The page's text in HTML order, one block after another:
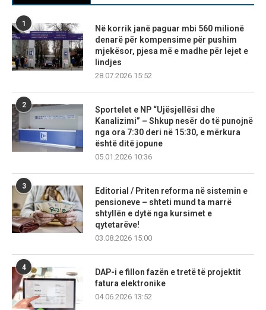
1
Në korrik janë paguar mbi 560 milionë
denarë për kompensime për pushim
mjekësor, pjesa më e madhe për lejet e
lindjes
28.07.2026 15:52
2
Sportelet e NP “Ujësjellësi dhe
Kanalizimi” – Shkup nesër do të punojnë
nga ora 7:30 deri në 15:30, e mërkura
është ditë jopune
05.01.2026 10:36
3
Editorial / Priten reforma në sistemin e
pensioneve – shteti mund ta marrë
shtyllën e dytë nga kursimet e
qytetarëve!
03.08.2026 15:00
4
DAP-i e fillon fazën e tretë të projektit
fatura elektronike
04.06.2026 13:52